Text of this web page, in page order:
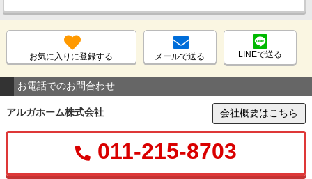
お気に入りに登録する メールで送る LINEで送る
お電話でのお問合わせ
アルガホーム株式会社 会社概要はこちら
011-215-8703